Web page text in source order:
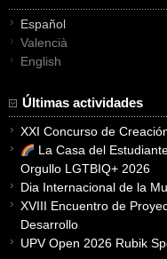
Español
Valencià
English
Últimas actividades
XXI Concurso de
La Casa del
Orgullo LGTBIQ+ 2026
Dia Internacional de la
XVIII Encuentro de
Desarrollo
UPV Open 2026 Rubik